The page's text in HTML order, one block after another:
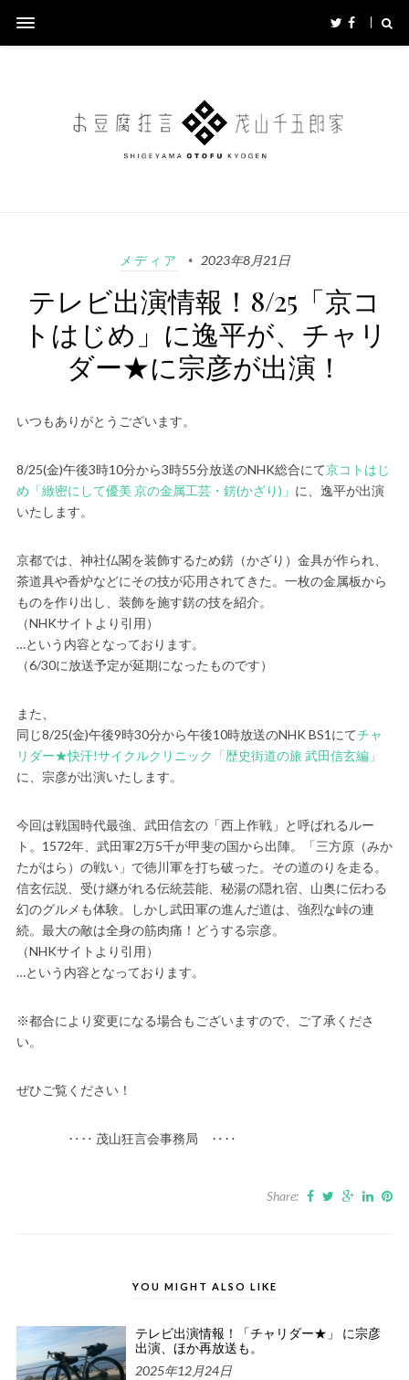
メディア 2023年8月21日
テレビ出演情報！8/25「京コ
トはじめ」に逸平が、チャリ
ダー★に宗彦が出演！
いつもありがとうございます。
8/25(金)午後3時10分から3時55分放送のNHK総合にて京コトはじ
め「緻密にして優美 京の金属工芸・錺(かざり)」 に、逸平が出演
いたします。
京都では、神社仏閣を装飾するため錺（かざり）金具が作られ、
茶道具や香炉などにその技が応用されてきた。一枚の金属板から
ものを作り出し、装飾を施す錺の技を紹介。
（NHKサイトより引用）
…という内容となっております。
（6/30に放送予定が延期になったものです）
また、
同じ8/25(金)午後9時30分から午後10時放送のNHK BS1にてチャ
リダー★快汗!サイクルクリニック「歴史街道の旅 武田信玄編」
に、宗彦が出演いたします。
今回は戦国時代最強、武田信玄の「西上作戦」と呼ばれるルー
ト。1572年、武田軍2万5千が甲斐の国から出陣。「三方原（みか
たがはら）の戦い」で徳川軍を打ち破った。その道のりを走る。
信玄伝説、受け継がれる伝統芸能、秘湯の隠れ宿、山奥に伝わる
幻のグルメも体験。しかし武田軍の進んだ道は、強烈な峠の連
続。最大の敵は全身の筋肉痛！どうする宗彦。
（NHKサイトより引用）
…という内容となっております。
※都合により変更になる場合もございますので、ご了承くださ
い。
ぜひご覧ください！
‥‥ 茂山狂言会事務局 ‥‥
Share:
YOU MIGHT ALSO LIKE
テレビ出演情報！「チャリダー★」 に宗彦
出演、ほか再放送も。
2025年12月24日